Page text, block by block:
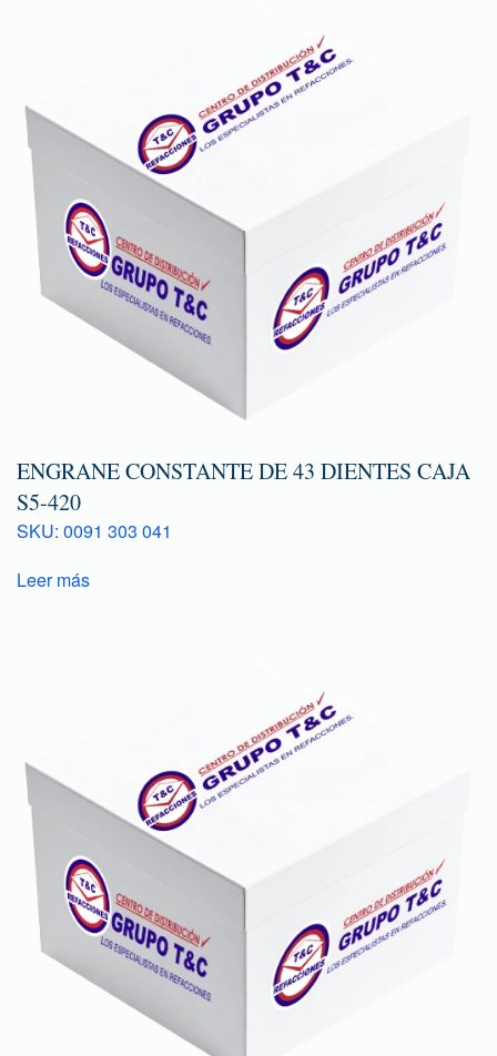
ENGRANE CONSTANTE DE 43 DIENTES CAJA
S5-420
SKU: 0091 303 041
Leer más